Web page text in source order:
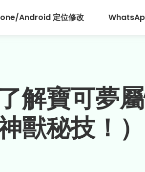
Android 定位修改
解寶可夢
獸秘技！）